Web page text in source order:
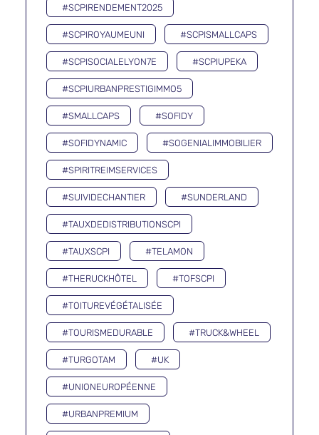
#SCPIRENDEMENT2025
#SCPIROYAUMEUNI #SCPISMALLCAPS
#SCPISOCIALELYON7E #SCPIUPEKA
#SCPIURBANPRESTIGIMMO5
#SMALLCAPS #SOFIDY
#SOFIDYNAMIC #SOGENIALIMMOBILIER
#SPIRITREIMSERVICES
#SUIVIDECHANTIER #SUNDERLAND
#TAUXDEDISTRIBUTIONSCPI
#TAUXSCPI #TELAMON
#THERUCKHÔTEL #TOFSCPI
#TOITUREVÉGÉTALISÉE
#TOURISMEDURABLE #TRUCK&WHEEL
#TURGOTAM #UK
#UNIONEUROPÉENNE
#URBANPREMIUM